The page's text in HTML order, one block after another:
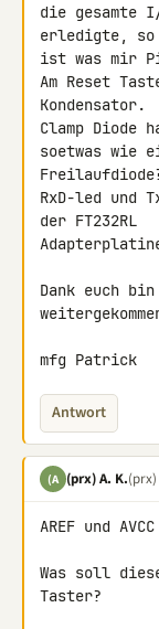
die gesamte
erledigte, so
ist was mir
Am Reset
Kondensator.
Clamp Diode
soetwas wie
RxD-led und
der FT232RL
Dank euch
mfg Patrick
Antwort
(A (prx) A. K.(prx)
AREF und
Was soll
Taster?